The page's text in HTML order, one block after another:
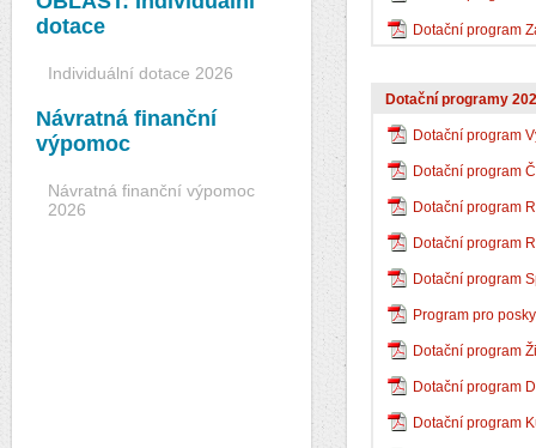
dotace
Individuální dotace 2026
Návratná finanční
výpomoc
Návratná finanční výpomoc
2026
Dotační program
Dotační programy
Dotační program
Dotační program
Dotační program
Dotační program
Dotační program
Program pro
Dotační program
Dotační program
Dotační program